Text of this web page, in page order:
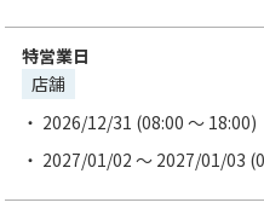
特営業日
店舗
2026/12/31 (08:00 ～ 18:00)
2027/01/02 ～ 2027/01/03